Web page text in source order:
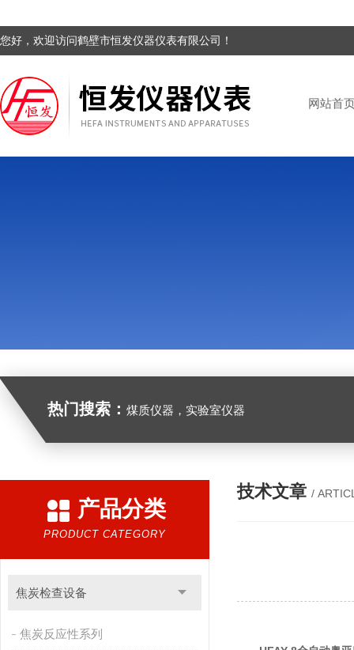
您好，欢迎访问鹤壁市恒发仪器仪表有限公司！
网站首
热门搜索： 煤质仪器，实验室仪器
产品分类
PRODUCT CATEGORY
焦炭检查设备
焦炭反应性系列
技术文章 /